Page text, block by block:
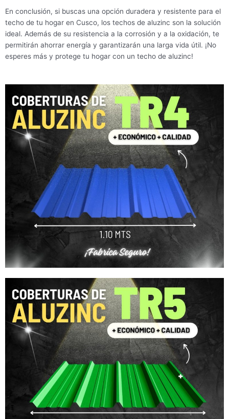
En conclusión, si buscas una opción duradera y resistente para el
techo de tu hogar en Cusco, los techos de aluzinc son la solución
ideal. Además de su resistencia a la corrosión y a la oxidación, te
permitirán ahorrar energía y garantizarán una larga vida útil. ¡No
esperes más y protege tu hogar con un techo de aluzinc!